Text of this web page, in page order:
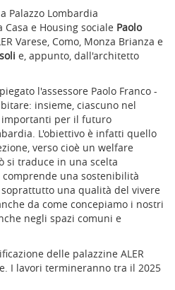
Palazzo Lombardia
e Housing sociale Paolo
Varese, Como, Monza Brianza e
e, appunto, dall'architetto
l'assessore Paolo Franco -
insieme, ciascuno nel
per il futuro
L'obiettivo è infatti quello
verso cioè un welfare
si traduce in una scelta
una sostenibilità
una qualità del vivere
da come concepiamo i nostri
negli spazi comuni e
delle palazzine ALER
I lavori termineranno tra il 2025